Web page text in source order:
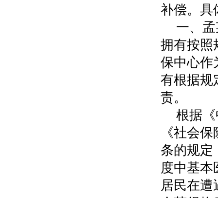
补偿。具
一、
拥有按照
保中心作
有根据规
责。
根据
《社会
条的规定
度中基
居民在